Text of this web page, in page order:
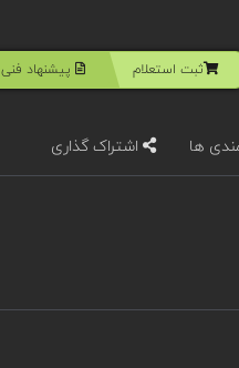
ثبت استعلام پیشنهاد فنی
ها اشتراک گذاری